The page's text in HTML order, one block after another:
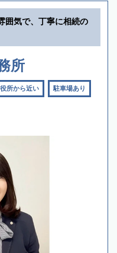
囲気で、丁寧に相続の
所
役所から近い 駐車場あり